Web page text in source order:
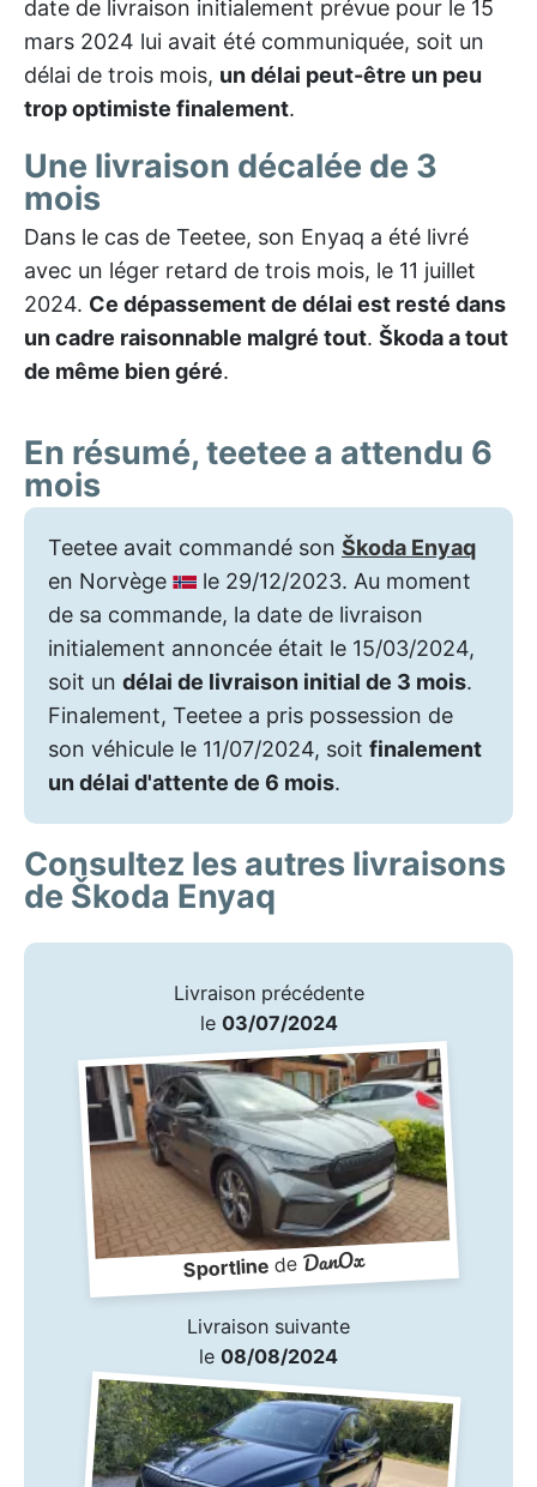
date de livraison initialement prévue pour le 15
mars 2024 lui avait été communiquée, soit un
délai de trois mois, un délai peut-être un peu
trop optimiste finalement.
Une livraison décalée de 3
mois
Dans le cas de Teetee, son Enyaq a été livré
avec un léger retard de trois mois, le 11 juillet
2024. Ce dépassement de délai est resté dans
un cadre raisonnable malgré tout. Škoda a tout
de même bien géré.
En résumé, teetee a attendu 6
mois
Teetee avait commandé son Škoda Enyaq
en Norvège
le 29/12/2023. Au moment
de sa commande, la date de livraison
initialement annoncée était le 15/03/2024,
soit un délai de livraison initial de 3 mois.
Finalement, Teetee a pris possession de
son véhicule le 11/07/2024, soit finalement
un délai d'attente de 6 mois.
Consultez les autres livraisons
de Škoda Enyaq
Livraison précédente
le 03/07/2024
SportlinedeDanOx
Livraison suivante
le 08/08/2024